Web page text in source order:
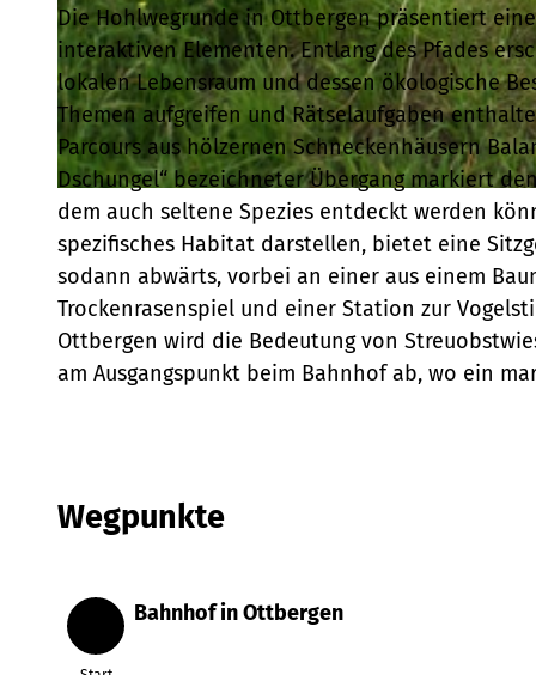
Die Hohlwegrunde in Ottbergen präsentiert
interaktiven Elementen. Entlang des Pfades
lokalen Lebensraum und dessen ökologische
Themen aufgreifen und Rätselaufgaben
Parcours aus hölzernen Schneckenhäusern
Dschungel“ bezeichneter Übergang markiert
dem auch seltene Spezies entdeckt werden
spezifisches Habitat darstellen, bietet eine
sodann abwärts, vorbei an einer aus einem
Trockenrasenspiel und einer Station zur
Ottbergen wird die Bedeutung von
am Ausgangspunkt beim Bahnhof ab, wo ein
Wegpunkte
Start
Bahnhof in Ottbergen